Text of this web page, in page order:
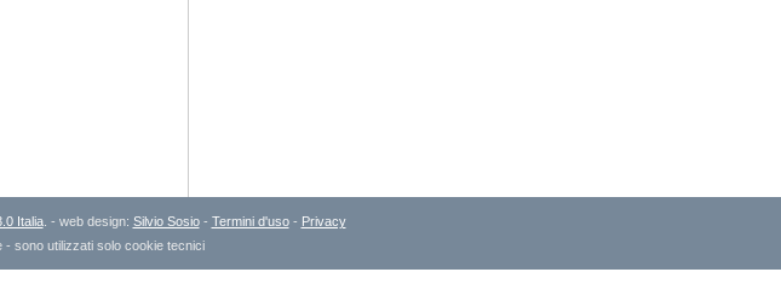
Italia. - web design: Silvio Sosio- Termini d'uso- Privacy
sono utilizzati solo cookie tecnici